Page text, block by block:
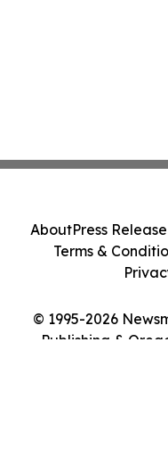
© 1995-2026
Publishing &
AboutPress
Terms &